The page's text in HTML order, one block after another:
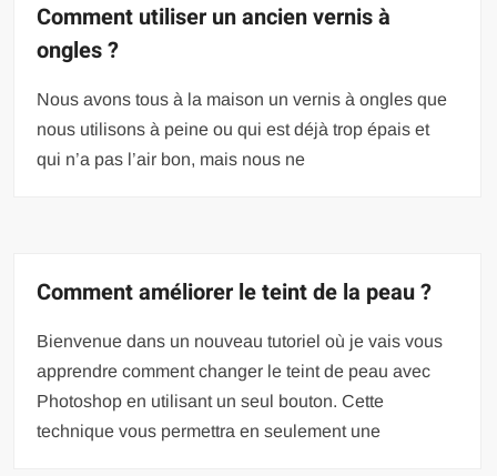
Comment utiliser un ancien vernis à
ongles ?
Nous avons tous à la maison un vernis à ongles que
nous utilisons à peine ou qui est déjà trop épais et
qui n’a pas l’air bon, mais nous ne
Comment améliorer le teint de la peau ?
Bienvenue dans un nouveau tutoriel où je vais vous
apprendre comment changer le teint de peau avec
Photoshop en utilisant un seul bouton. Cette
technique vous permettra en seulement une